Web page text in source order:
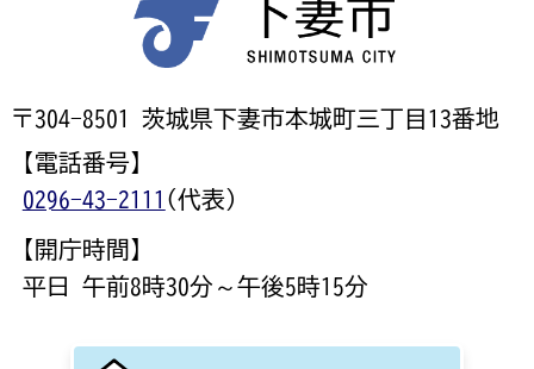
〒304-8501 茨城県下妻市本城町三丁目13番地
【電話番号】
0296-43-2111 (代表)
【開庁時間】
平日 午前8時30分～午後5時15分